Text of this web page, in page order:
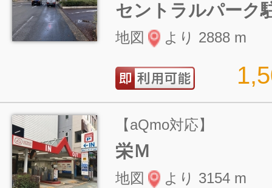
セントラルパーク
地図 より 2888 m
【aQmo対応】
栄Ｍ
地図 より 3154 m